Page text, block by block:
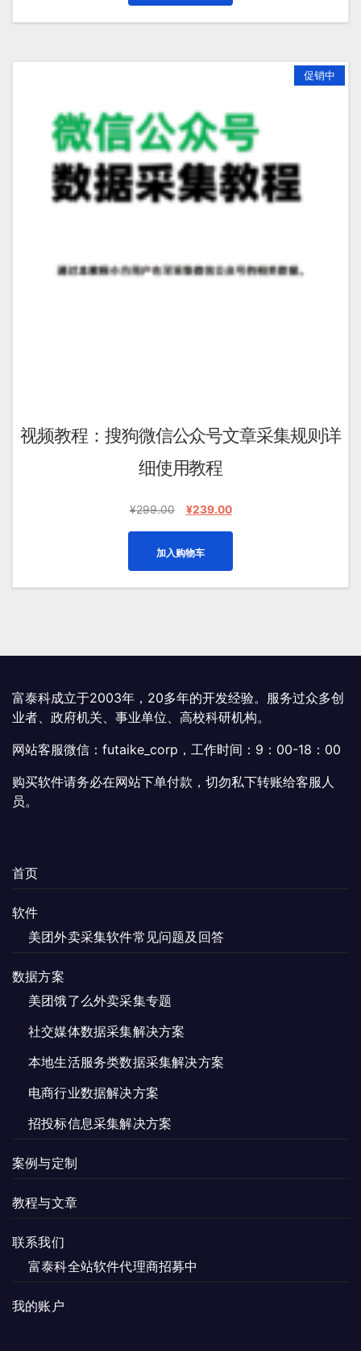
为：
¥299.00。
促销中
视频教程：搜狗微信公众号文章采集规则详
细使用教程
¥299.00
原
¥299.00。
¥239.00当
为：
¥239.00。
加入购物车
富泰科成立于2003年，20多年的开发经验。服务过众多创
业者、政府机关、事业单位、高校科研机构。
网站客服微信：futaike_corp，工作时间：9：00-18：00
购买软件请务必在网站下单付款，切勿私下转账给客服人
员。
首页
软件
美团外卖采集软件常见问题及回答
数据方案
美团饿了么外卖采集专题
社交媒体数据采集解决方案
本地生活服务类数据采集解决方案
电商行业数据解决方案
招投标信息采集解决方案
案例与定制
教程与文章
联系我们
富泰科全站软件代理商招募中
我的账户